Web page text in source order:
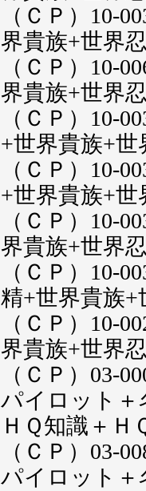
（ＣＰ）10-
界貴族+世界
（ＣＰ）10-
界貴族+世界
（ＣＰ）10-
+世界貴族+
（ＣＰ）10-
+世界貴族+世
（ＣＰ）10-
界貴族+世界
（ＣＰ）10-
精+世界貴族+
（ＣＰ）10-
界貴族+世界
（ＣＰ）03-
パイロット＋
ＨＱ知識＋Ｈ
（ＣＰ）03-
パイロット